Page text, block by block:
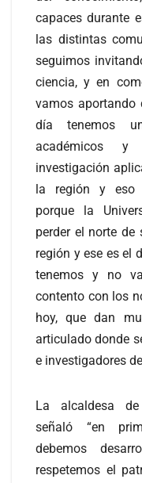
capaces durante
las distintas
seguimos
ciencia, y en
vamos aportando
día tenemos
académicos y
investigación
la región y eso
porque la
perder el norte de
región y ese es el
tenemos y no
contento con los
hoy, que dan
articulado donde
e investigadores
La alcaldesa de
señaló “en
debemos
respetemos el